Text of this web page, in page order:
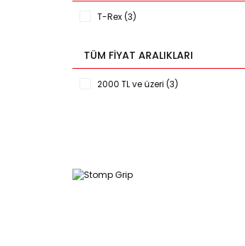
T-Rex (3)
TÜM FIYAT ARALIKLARI
2000 TL ve üzeri (3)